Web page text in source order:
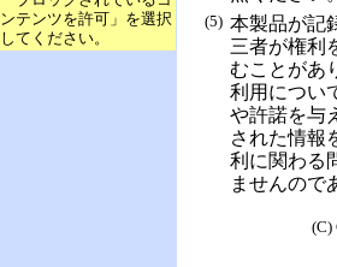
ンテンツを許可」を選択
してください。
(5) 本製品が記
三者が権利
むことがあ
利用につい
や許諾を与
された情報
利に関わる
ませんので
(C)